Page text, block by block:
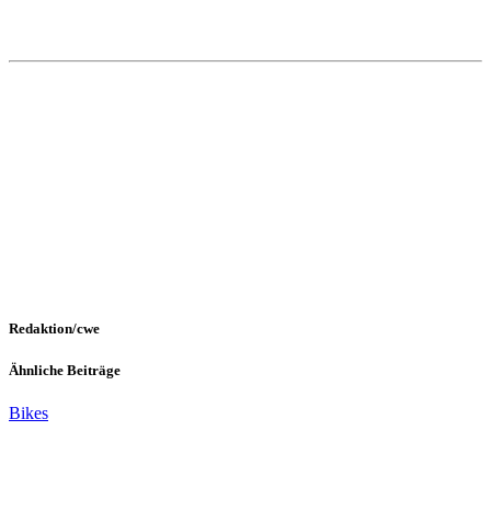
Redaktion/cwe
Ähnliche Beiträge
Bikes